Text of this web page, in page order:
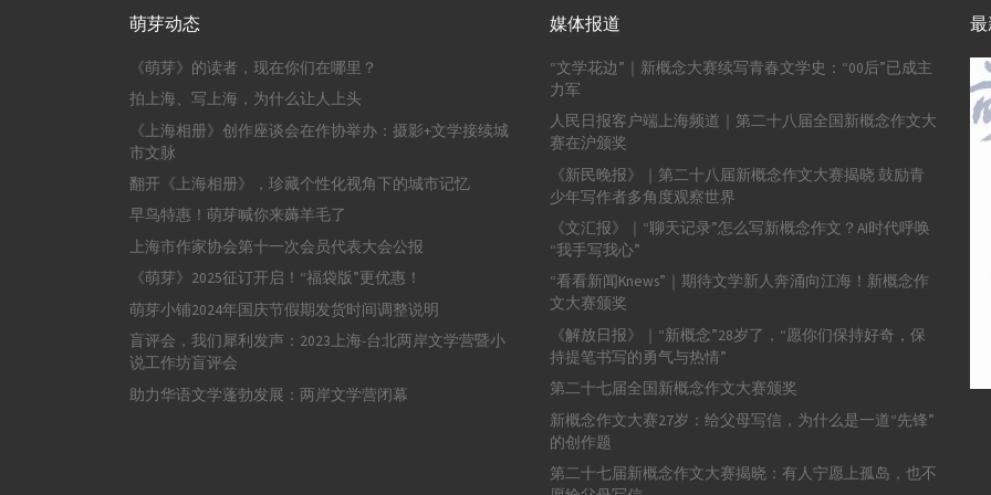
萌芽动态
《萌芽》的读者，现在你们在哪里？
拍上海、写上海，为什么让人上头
《上海相册》创作座谈会在作协举办：摄影+文学接续城
市文脉
翻开《上海相册》，珍藏个性化视角下的城市记忆
早鸟特惠！萌芽喊你来薅羊毛了
上海市作家协会第十一次会员代表大会公报
《萌芽》2025征订开启！“福袋版”更优惠！
萌芽小铺2024年国庆节假期发货时间调整说明
盲评会，我们犀利发声：2023上海-台北两岸文学营暨小
说工作坊盲评会
助力华语文学蓬勃发展：两岸文学营闭幕
媒体报道
“文学花边”｜新概念大赛续写青春文学史：“00后”已成主
力军
人民日报客户端上海频道｜第二十八届全国新概念作文大
赛在沪颁奖
《新民晚报》｜第二十八届新概念作文大赛揭晓 鼓励青
少年写作者多角度观察世界
《文汇报》｜“聊天记录”怎么写新概念作文？AI时代呼唤
“我手写我心”
“看看新闻Knews”｜期待文学新人奔涌向江海！新概念作
文大赛颁奖
《解放日报》｜“新概念”28岁了，“愿你们保持好奇，保
持提笔书写的勇气与热情”
第二十七届全国新概念作文大赛颁奖
新概念作文大赛27岁：给父母写信，为什么是一道“先锋”
的创作题
第二十七届新概念作文大赛揭晓：有人宁愿上孤岛，也不